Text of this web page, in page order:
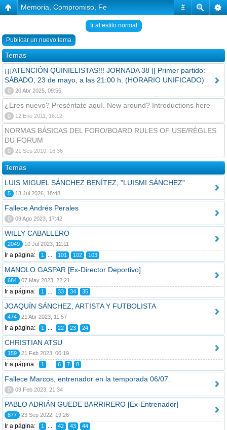
#
Memoria, Compromiso, Fe
Ir al estilo normal
Publicar un nuevo tema
Temas
¡¡¡ATENCIÓN QUINIELISTAS!!! JORNADA 38 || Primer partido:
SÁBADO, 23 de mayo, a las 21:00 h. (HORARIO UNIFICADO)
0 20 Abr 2025, 09:55
¿Eres nuevo? Preséntate aquí. New around? Introductions here
0 12 Ene 2011, 16:12
NORMAS BÁSICAS DEL FORO/BOARD RULES OF USE/RÈGLES
DU FORUM
0 21 Sep 2010, 16:36
Temas
LUIS MIGUEL SÁNCHEZ BENÍTEZ, "LUISMI SÁNCHEZ"
5 13 Jul 2026, 18:48
Fallece Andrés Perales
0 09 Ago 2023, 17:42
WILLY CABALLERO
2049 10 Jul 2023, 12:11
Ir a página: 1 ... 101 102 103
MANOLO GASPAR [Ex-Director Deportivo]
684 07 May 2023, 22:21
Ir a página: 1 ... 33 34 35
JOAQUÍN SÁNCHEZ, ARTISTA Y FUTBOLISTA
474 21 Abr 2023, 11:57
Ir a página: 1 ... 22 23 24
CHRISTIAN ATSU
159 21 Feb 2023, 00:19
Ir a página: 1 ... 6 7 8
Fallece Marcos, entrenador en la temporada 06/07.
0 09 Feb 2023, 21:34
PABLO ADRIÁN GUEDE BARRIRERO [Ex-Entrenador]
877 23 Sep 2022, 19:26
Ir a página: 1 ... 42 43 44